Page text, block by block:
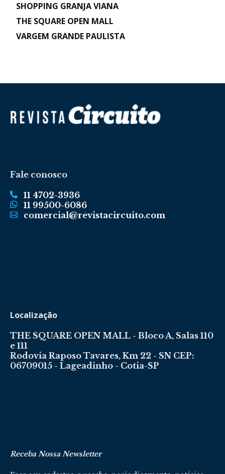
SHOPPING GRANJA VIANA
THE SQUARE OPEN MALL
VARGEM GRANDE PAULISTA
Fale conosco
11 4702-3936
11 99500-6086
comercial@revistacircuito.com
Localização
THE SQUARE OPEN MALL - Bloco A, Salas 110
e 111
Rodovia Raposo Tavares, Km 22 - SN CEP:
06709015 - Lageadinho - Cotia-SP
Receba Nossa Newsletter